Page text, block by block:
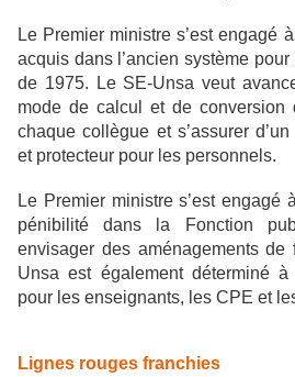
Le Premier ministre s’est engagé
acquis dans l’ancien système
de 1975. Le SE-Unsa veut
mode de calcul et de conversion
chaque collègue et s’assurer
et protecteur pour les personnels.
Le Premier ministre s’est engagé
pénibilité dans la Fonction
envisager des aménagements
Unsa est également déterminé
pour les enseignants, les CPE et
Lignes rouges franchies